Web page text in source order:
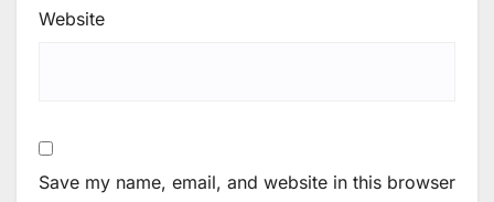
Website
Save my name, email, and website in this browser